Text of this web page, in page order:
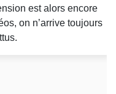
est alors encore
on n’arrive toujours